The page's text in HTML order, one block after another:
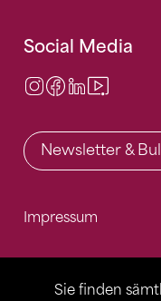
Sie finden
Social Media
Instagram
Facebook
LinkedIn
Newsletter &
Impressum